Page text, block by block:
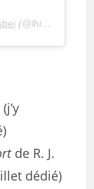
(@lhisbei) le
de R. J.
dédié)